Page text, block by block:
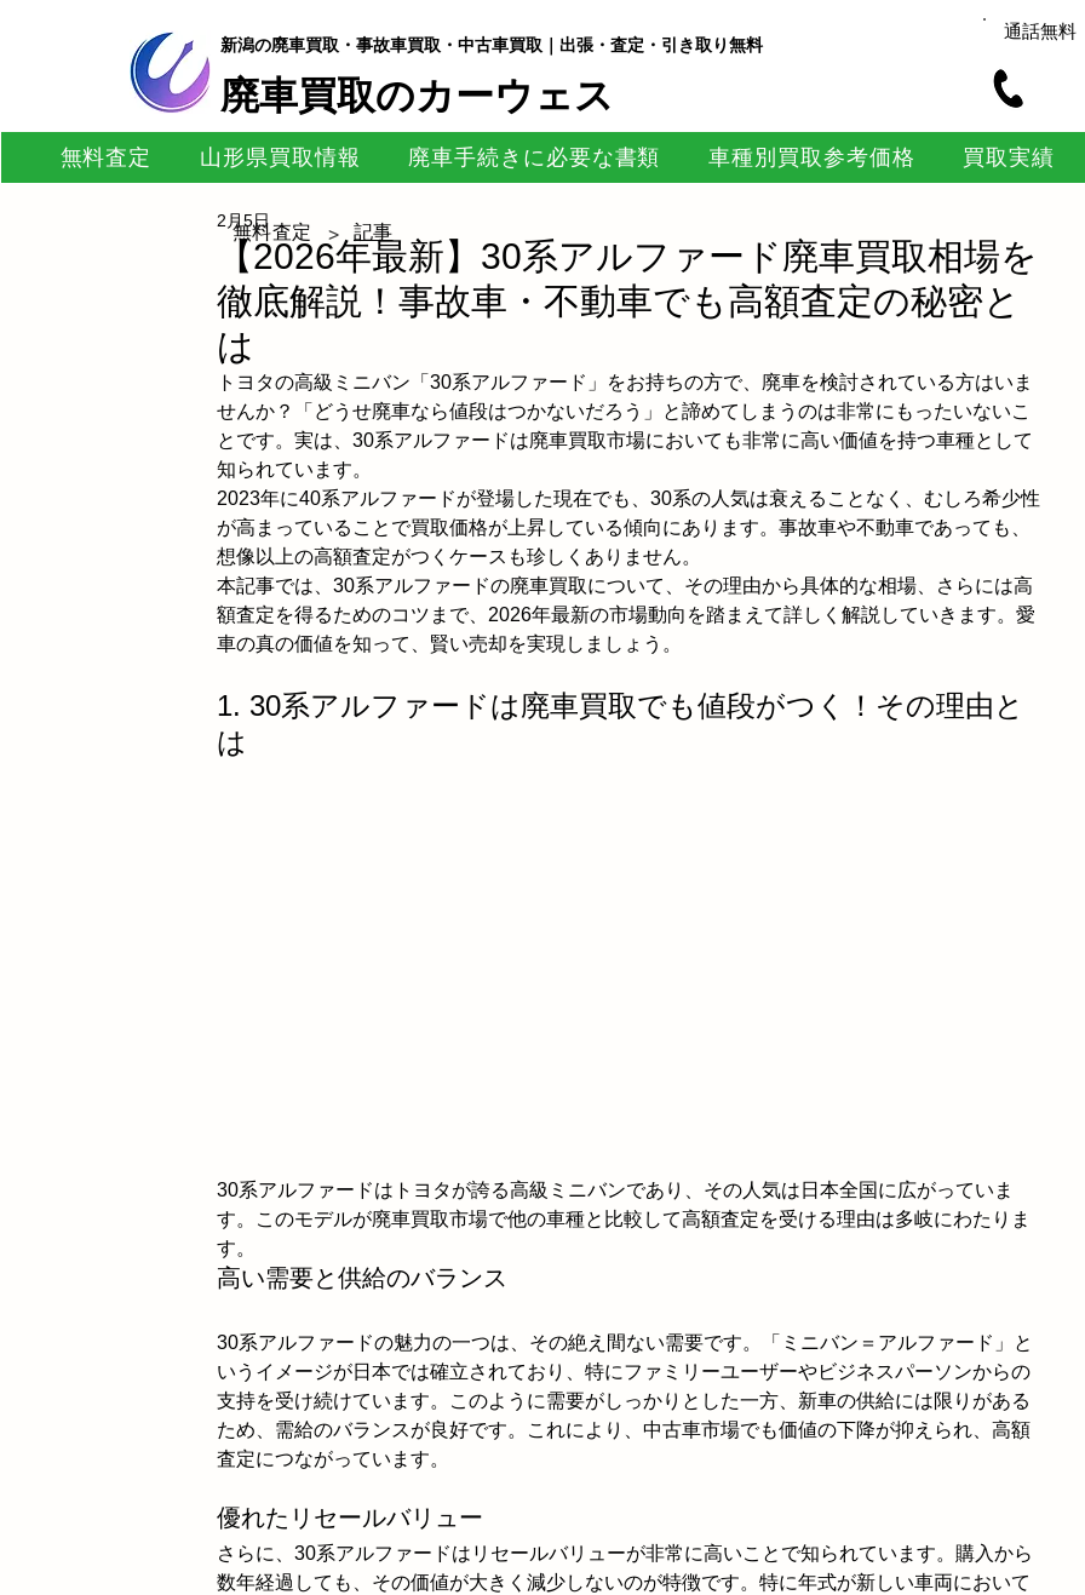
新潟の廃車買取・事故車買取・中古車買取｜出張・査定・引き取り無料
​廃車買取のカーウェス
通話無料
無料査定 山形県買取情報 廃車手続きに必要な書類 車種別買取参考価格 買取実績
【2026年最新】30系アルファード廃車買取相場を
徹底解説！事故車・不動車でも高額査定の秘密と
は
2月5日
トヨタの高級ミニバン「30系アルファード」をお持ちの方で、廃車を検討されている方はいま
せんか？「どうせ廃車なら値段はつかないだろう」と諦めてしまうのは非常にもったいないこ
とです。実は、30系アルファードは廃車買取市場においても非常に高い価値を持つ車種として
知られています。
2023年に40系アルファードが登場した現在でも、30系の人気は衰えることなく、むしろ希少性
が高まっていることで買取価格が上昇している傾向にあります。事故車や不動車であっても、
想像以上の高額査定がつくケースも珍しくありません。
本記事では、30系アルファードの廃車買取について、その理由から具体的な相場、さらには高
額査定を得るためのコツまで、2026年最新の市場動向を踏まえて詳しく解説していきます。愛
車の真の価値を知って、賢い売却を実現しましょう。
1. 30系アルファードは廃車買取でも値段がつく！その理由と
は
30系アルファードはトヨタが誇る高級ミニバンであり、その人気は日本全国に広がっていま
す。このモデルが廃車買取市場で他の車種と比較して高額査定を受ける理由は多岐にわたりま
す。
高い需要と供給のバランス
30系アルファードの魅力の一つは、その絶え間ない需要です。「ミニバン＝アルファード」と
いうイメージが日本では確立されており、特にファミリーユーザーやビジネスパーソンからの
支持を受け続けています。このように需要がしっかりとした一方、新車の供給には限りがある
ため、需給のバランスが良好です。これにより、中古車市場でも価値の下降が抑えられ、高額
査定につながっています。
優れたリセールバリュー
さらに、30系アルファードはリセールバリューが非常に高いことで知られています。購入から
数年経過しても、その価値が大きく減少しないのが特徴です。特に年式が新しい車両において
無料査定 > 記事